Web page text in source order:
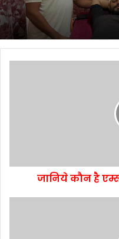
जानिये कौन है